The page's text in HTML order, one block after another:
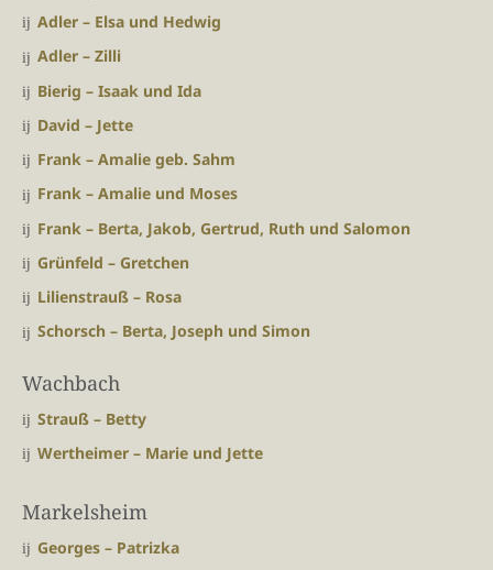
Adler – Elsa und Hedwig
Adler – Zilli
Bierig – Isaak und Ida
David – Jette
Frank – Amalie geb. Sahm
Frank – Amalie und Moses
Frank – Berta, Jakob, Gertrud, Ruth und Salomon
Grünfeld – Gretchen
Lilienstrauß – Rosa
Schorsch – Berta, Joseph und Simon
Wachbach
Strauß – Betty
Wertheimer – Marie und Jette
Markelsheim
Georges – Patrizka